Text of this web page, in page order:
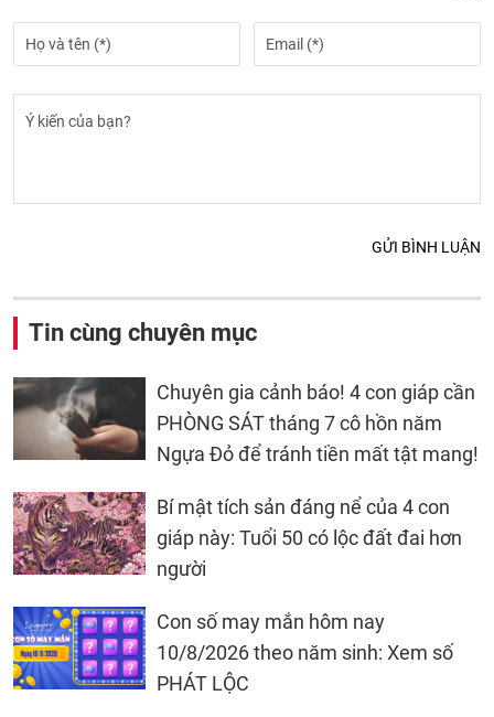
GỬI BÌNH LUẬN
Tin cùng chuyên mục
Chuyên gia cảnh báo! 4 con giáp cần
PHÒNG SÁT tháng 7 cô hồn năm
Ngựa Đỏ để tránh tiền mất tật mang!
Bí mật tích sản đáng nể của 4 con
giáp này: Tuổi 50 có lộc đất đai hơn
người
Con số may mắn hôm nay
10/8/2026 theo năm sinh: Xem số
PHÁT LỘC